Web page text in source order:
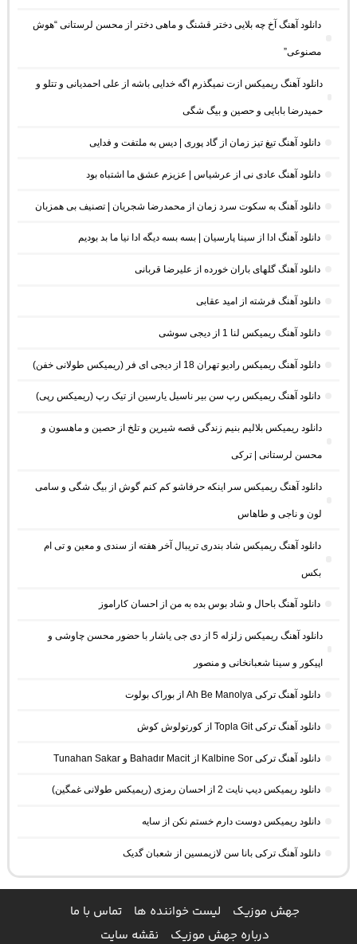
دانلود آهنگ آخ چه بلایی دختر قشنگ و ماهی دختر از محسن لرستانی “هوش
مصنوعی”
دانلود آهنگ ریمیکس ازت نمیگذرم اگه خدایی باشه از علی احمدیانی و تتلو و
حمیدرضا بابایی و حصین و بیگ شگی
دانلود آهنگ تیغ تیز زمان از گاد پوری | دیس به ملتفت و فدایی
دانلود آهنگ عادی نی از عرشیاس | عزیزم عشق ما اشتباه بود
دانلود آهنگ به سکوت سرد زمان از محمدرضا شجریان | تصنیف بی همزبان
دانلود آهنگ ادا از سینا پارسیان | بسه بسه دیگه ادا نیا ما بد بودیم
دانلود آهنگ گلهای باران خورده از علیرضا قربانی
دانلود آهنگ فرشته از امید عقابی
دانلود آهنگ ریمیکس لنا 1 از دیجی سوشی
دانلود آهنگ ریمیکس رادیو تهران 18 از دیجی ای فر (ریمیکس طولانی خفن)
دانلود آهنگ ریمیکس رپ سن بیر ناسیل یارسین از تیک رپ (ریمیکس رپی)
دانلود ریمیکس بلالیم بنیم زندگی قصه شیرین و تلخ از حصین و ماهسون و
محسن لرستانی | ترکی
دانلود آهنگ ریمیکس سر اینکه حرفاشو کم کنم گوش از بیگ شگی و سامی
لون و ناجی و طاهاس
دانلود آهنگ ریمیکس شاد بندری تریبال آخر هفته از سندی و معین و تی ام
بکس
دانلود آهنگ باحال و شاد بوس بده به من از احسان کاراموز
دانلود آهنگ ریمیکس زلزله 5 از دی جی یاشار با حضور محسن چاوشی و
اپیکور و سینا شعبانخانی و منصور
دانلود آهنگ ترکی Ah Be Manolya از بوراک بولوت
دانلود آهنگ ترکی Topla Git از کورتولوش کوش
دانلود آهنگ ترکی Kalbine Sor از Bahadır Macit و Tunahan Sakar
دانلود ریمیکس دیپ نایت 2 از احسان رمزی (ریمیکس طولانی غمگین)
دانلود ریمیکس دوست دارم خستم نکن از سایه
دانلود آهنگ ترکی بانا سن لازیمسین از شعبان گدیک
جهش موزیک لیست خواننده ها
تماس با ما
درباره جهش موزیک
نقشه سایت